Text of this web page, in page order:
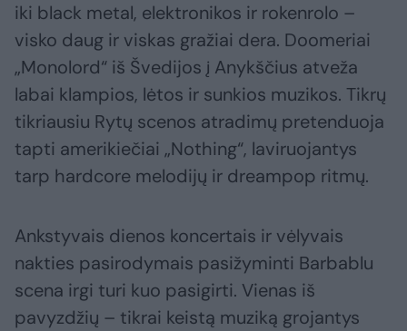
iki black metal, elektronikos ir rokenrolo –
visko daug ir viskas gražiai dera. Doomeriai
„Monolord“ iš Švedijos į Anykščius atveža
labai klampios, lėtos ir sunkios muzikos. Tikrų
tikriausiu Rytų scenos atradimų pretenduoja
tapti amerikiečiai „Nothing“, laviruojantys
tarp hardcore melodijų ir dreampop ritmų.
Ankstyvais dienos koncertais ir vėlyvais
nakties pasirodymais pasižyminti Barbablu
scena irgi turi kuo pasigirti. Vienas iš
pavyzdžių – tikrai keistą muziką grojantys